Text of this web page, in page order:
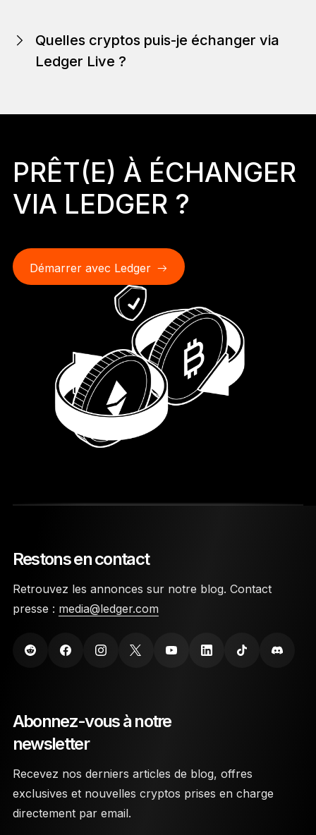
Quelles cryptos puis-je échanger via
Ledger Live ?
PRÊT(E) À ÉCHANGER
VIA LEDGER ?
Démarrer avec Ledger
Restons en contact
Retrouvez les annonces sur notre blog. Contact
presse : media@ledger.com
Abonnez-vous à notre
newsletter
Recevez nos derniers articles de blog, offres
exclusives et nouvelles cryptos prises en charge
directement par email.